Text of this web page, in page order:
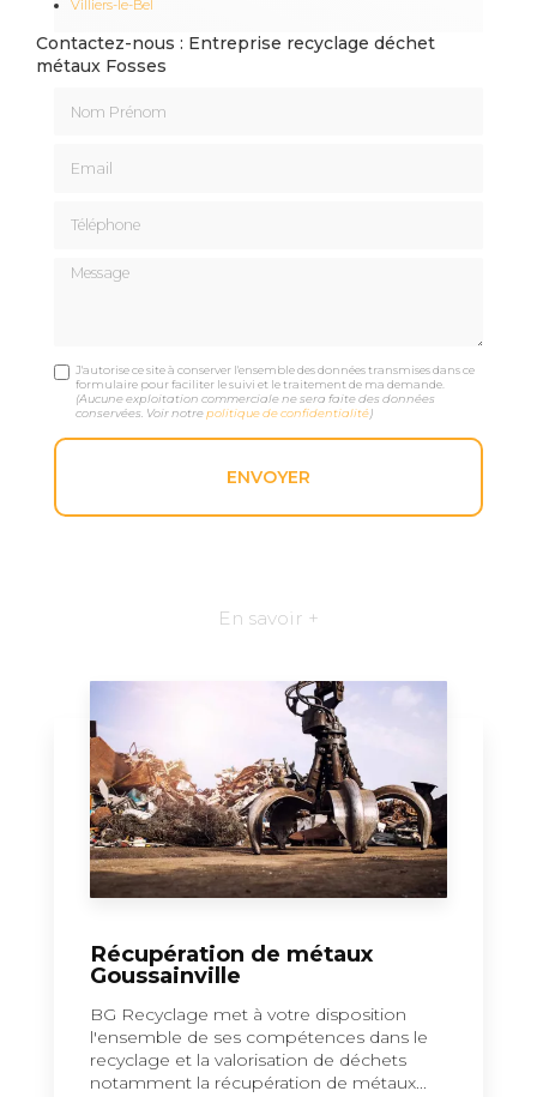
Villiers-le-Bel
Contactez-nous : Entreprise recyclage déchet
métaux Fosses
Message
J'autorise ce site à conserver l'ensemble des données transmises dans ce
formulaire pour faciliter le suivi et le traitement de ma demande.
(Aucune exploitation commerciale ne sera faite des données
conservées. Voir notrepolitique de confidentialité)
En savoir +
Récupération de métaux
Goussainville
BG Recyclage met à votre disposition
l'ensemble de ses compétences dans le
recyclage et la valorisation de déchets
notamment la récupération de métaux...